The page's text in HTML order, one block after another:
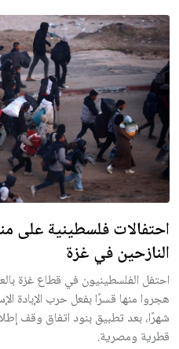
احتفالات فلسطينية على
النازحين في غزة
احتفل الفلسطينيون في قطاع غزة
شهرًا، بعد تطبيق بنود اتفاق وقف
قطرية ومصرية.